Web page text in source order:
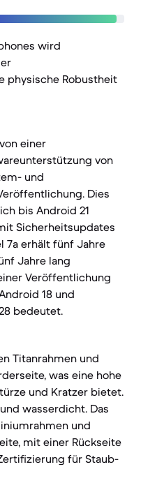
wird
physische Robustheit
einer
von
und
Dies
bis Android 21
Sicherheitsupdates
7a erhält fünf Jahre
Jahre lang
Veröffentlichung
18 und
bedeutet.
Titanrahmen und
was eine hohe
und Kratzer bietet.
wasserdicht. Das
und
mit einer Rückseite
für Staub-